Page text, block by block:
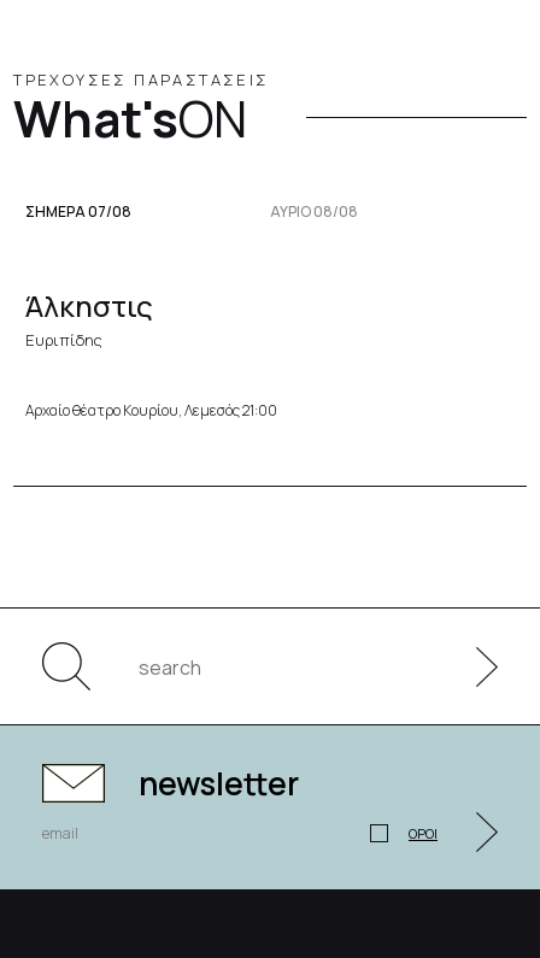
ΤΡΕΧΟΥΣΕΣ ΠΑΡΑΣΤΑΣΕΙΣ
What'sON
ΣΗΜΕΡΑ 07/08 ΑΥΡΙΟ 08/08
Άλκηστις
Ευριπίδης
Αρχαίο θέατρο Κουρίου, Λεμεσός 21:00
newsletter
ΟΡΟΙ